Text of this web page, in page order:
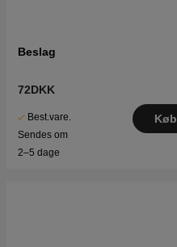
Beslag
72DKK
Best.vare.
Sendes om
2–5 dage
Køb